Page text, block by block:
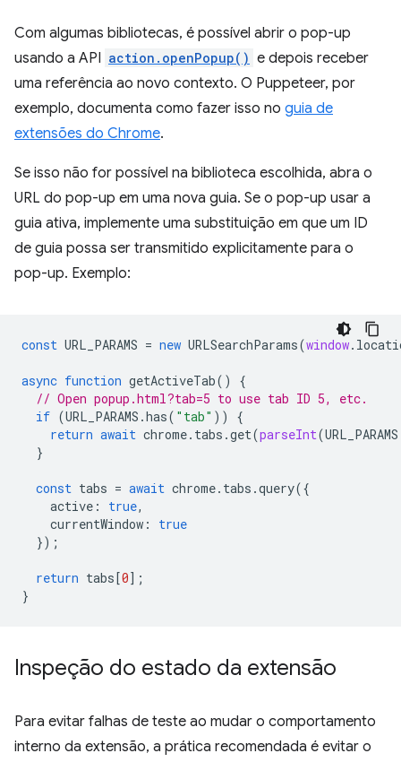
Com algumas bibliotecas, é possível abrir o pop-up
usando a API action.openPopup() e depois receber
uma referência ao novo contexto. O Puppeteer, por
exemplo, documenta como fazer isso no guia de
extensões do Chrome.
Se isso não for possível na biblioteca escolhida, abra o
URL do pop-up em uma nova guia. Se o pop-up usar a
guia ativa, implemente uma substituição em que um ID
de guia possa ser transmitido explicitamente para o
pop-up. Exemplo:
const URL_PARAMS = new URLSearchParams(window.
async function getActiveTab()
{
// Open popup.html?tab=5 to use tab ID 5, etc.
if (URL_PARAMS .has( "tab" ))
{
return await chrome. tabs .get(parseInt(URL_PARAMS
}
const tabs = await chrome. tabs .query({
active : true,
currentWindow :
true
});
return tabs[0];
}
Inspeção do estado da extensão
Para evitar falhas de teste ao mudar o comportamento
interno da extensão, a prática recomendada é evitar o